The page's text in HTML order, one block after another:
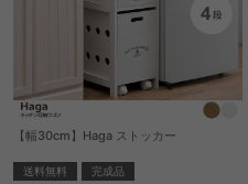
【幅30cm】Haga ストッカー
送料無料 完成品